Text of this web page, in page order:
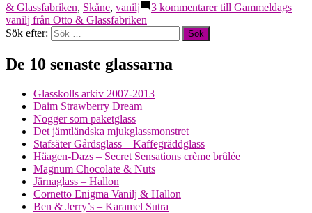
& Glassfabriken, Skåne, vanilj 3 kommentarertill Gammeldags
vanilj från Otto & Glassfabriken
Sök efter:
De 10 senaste glassarna
Glasskolls arkiv 2007-2013
Daim Strawberry Dream
Nogger som paketglass
Det jämtländska mjukglassmonstret
Stafsäter Gårdsglass – Kaffegräddglass
Häagen-Dazs – Secret Sensations crème brûlée
Magnum Chocolate & Nuts
Järnaglass – Hallon
Cornetto Enigma Vanilj & Hallon
Ben & Jerry’s – Karamel Sutra